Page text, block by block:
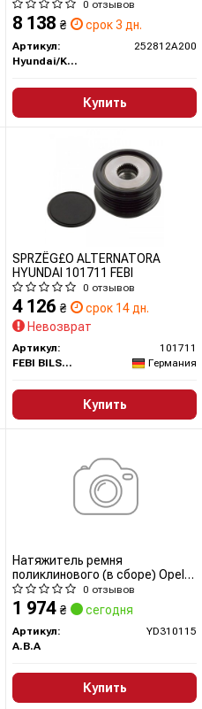
0 отзывов
8 138 ₴ срок 3 дн.
Артикул:
252812A200
Hyundai/Kia/Mobis
Купить
SPRZÊG£O ALTERNATORA
HYUNDAI 101711 FEBI
0 отзывов
4 126 ₴
срок 14 дн.
Невозврат
Артикул:
101711
FEBI BILSTEIN
Германия
Купить
Натяжитель ремня
поликлинового (в сборе) Opel
Astra G, H, Meriva, Vectra C
(98-)
0 отзывов
1 974 ₴ сегодня
Артикул:
YD310115
A.B.A
Купить